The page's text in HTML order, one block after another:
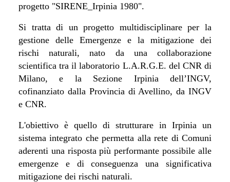
progetto "SIRENE_Irpinia 1980".
Si tratta di un progetto multidisciplinare per la
gestione delle Emergenze e la mitigazione dei
rischi naturali, nato da una collaborazione
scientifica tra il laboratorio L.A.R.G.E. del CNR di
Milano, e la Sezione Irpinia dell’INGV,
cofinanziato dalla Provincia di Avellino, da INGV
e CNR.
L'obiettivo è quello di strutturare in Irpinia un
sistema integrato che permetta alla rete di Comuni
aderenti una risposta più performante possibile alle
emergenze e di conseguenza una significativa
mitigazione dei rischi naturali.